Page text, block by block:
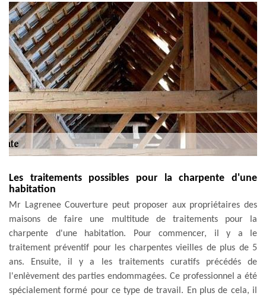
Les traitements possibles pour la charpente d'une
habitation
Mr Lagrenee Couverture peut proposer aux propriétaires des
maisons de faire une multitude de traitements pour la
charpente d'une habitation. Pour commencer, il y a le
traitement préventif pour les charpentes vieilles de plus de 5
ans. Ensuite, il y a les traitements curatifs précédés de
l'enlèvement des parties endommagées. Ce professionnel a été
spécialement formé pour ce type de travail. En plus de cela, il